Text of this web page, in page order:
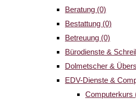
Beratung (0)
Bestattung (0)
Betreuung (0)
Bürodienste &
Dolmetscher &
EDV-Dienste &
Computerkurs